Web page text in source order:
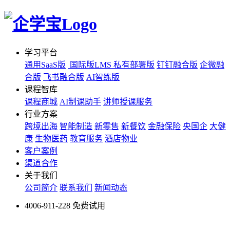
学习平台
通用SaaS版
国际版LMS 私有部署版 钉钉融合版 企微融
合版 飞书融合版 AI智练版
课程智库
课程商城 AI制课助手 讲师授课服务
行业方案
跨境出海 智能制造 新零售 新餐饮 金融保险 央国企 大健
康 生物医药 教育服务 酒店物业
客户案例
渠道合作
关于我们
公司简介 联系我们 新闻动态
4006-911-228 免费试用